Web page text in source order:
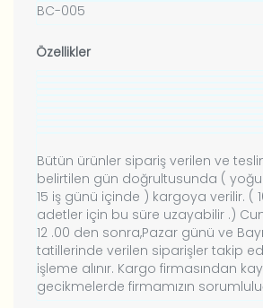
BC-005
Özellikler
Bütün ürünler sipariş verilen ve
belirtilen gün doğrultusunda (
15 iş günü içinde ) kargoya verilir. (
adetler için bu süre uzayabilir .)
12 .00 den sonra,Pazar günü ve
tatillerinde verilen siparişler takip
işleme alınır. Kargo firmasından
gecikmelerde firmamızın